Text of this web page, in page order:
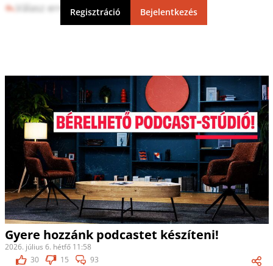
Válasz erre 3 0
Regisztráció Bejelentkezés
Gyere hozzánk podcastet készíteni!
2026. július 6. hétfő 11:58
30
15 93